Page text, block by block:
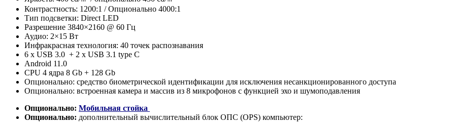
Контрастность: 1200:1 / Опционально 4000:1
Тип подсветки: Direct LED
Разрешение 3840×2160 @ 60 Гц
Аудио: 2×15 Вт
Инфракрасная технология: 40 точек распознавания
6 x USB 3.0 + 2 x USB 3.1 type C
Android 11.0
CPU 4 ядра 8 Gb + 128 Gb
Опционально: средство биометрической идентификации для исключения несанкционированного доступа
Опционально: встроенная камера и массив из 8 микрофонов с функцией эхо и шумоподавления
Опционально: Мобильная стойка
Опционально: дополнительный вычислительный блок ОПС (OPS) компьютер: